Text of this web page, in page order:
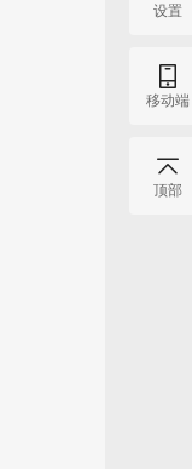
设置
移动端
顶部